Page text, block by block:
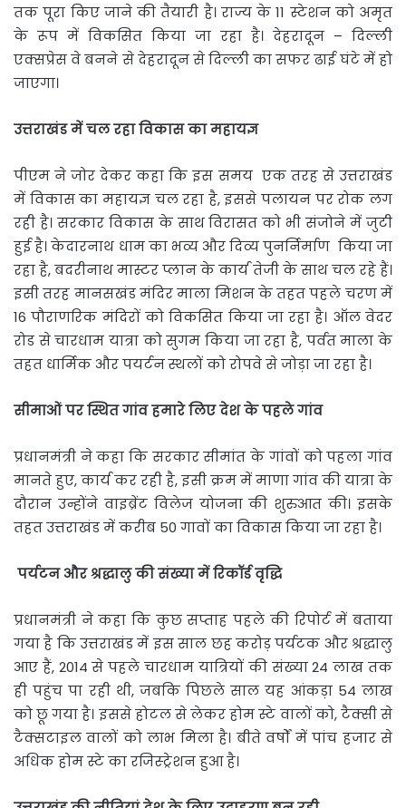
तक पूरा किए जाने की तैयारी है। राज्य के 11 स्टेशन को अमृत
के रूप में विकसित किया जा रहा है। देहरादून – दिल्ली
एक्सप्रेस वे बनने से देहरादून से दिल्ली का सफर ढाई घंटे में हो
जाएगा।
उत्तराखंडमेंचलरहाविकासकामहायज्ञ
पीएम ने जोर देकर कहा कि इस समय एक तरह से उत्तराखंड
में विकास का महायज्ञ चल रहा है, इससे पलायन पर रोक लग
रही है। सरकार विकास के साथ विरासत को भी संजोने में जुटी
हुई है। केदारनाथ धाम का भव्य और दिव्य पुनर्निर्माण किया जा
रहा है, बदरीनाथ मास्टर प्लान के कार्य तेजी के साथ चल रहे हैं।
इसी तरह मानसखंड मंदिर माला मिशन के तहत पहले चरण में
16 पौराणरिक मंदिरों को विकसित किया जा रहा है। ऑल वेदर
रोड से चारधाम यात्रा को सुगम किया जा रहा है, पर्वत माला के
तहत धार्मिक और पयर्टन स्थलों को रोपवे से जोड़ा जा रहा है।
सीमाओंपरस्थितगांवहमारेलिएदेशकेपहलेगांव
प्रधानमंत्री ने कहा कि सरकार सीमांत के गांवों को पहला गांव
मानते हुए, कार्य कर रही है, इसी क्रम में माणा गांव की यात्रा के
दौरान उन्होंने वाइब्रेंट विलेज योजना की शुरुआत की। इसके
तहत उत्तराखंड में करीब 50 गावों का विकास किया जा रहा है।
पर्यटन औरश्रद्धालुकीसंख्यामेंरिकॉर्डवृद्धि
प्रधानमंत्री ने कहा कि कुछ सप्ताह पहले की रिपोर्ट में बताया
गया है कि उत्तराखंड में इस साल छह करोड़ पर्यटक और श्रद्धालु
आए हैं, 2014 से पहले चारधाम यात्रियों की संख्या 24 लाख तक
ही पहुंच पा रही थी, जबकि पिछले साल यह आंकड़ा 54 लाख
को छू गया है। इससे होटल से लेकर होम स्टे वालों को, टैक्सी से
टैक्सटाइल वालों को लाभ मिला है। बीते वर्षों में पांच हजार से
अधिक होम स्टे का रजिस्ट्रेशन हुआ है।